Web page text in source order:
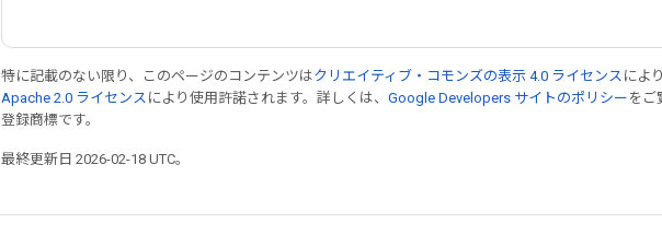
特に記載のない限り、このページのコンテンツはクリエイティブ・コモンズの表示 4.0 ライセンス によ
Apache 2.0 ライセンス により使用許諾されます。詳しくは、 Google Developers サイトのポリシー をご
登録商標です。
最終更新日 2026-02-18 UTC。